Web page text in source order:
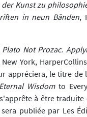
der Kunst zu
in neun Bänden,
Plato Not Prozac.
York,
appréciera, le titre
Eternal Wisdom to
à être traduite
publiée par Les